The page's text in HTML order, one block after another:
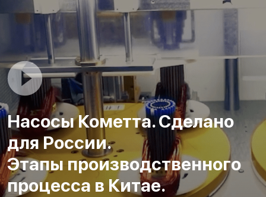
Насосы Кометта. Сделано
для России.
Этапы производственного
процесса в Китае.